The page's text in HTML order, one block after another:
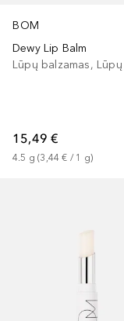
BOM
Dewy Lip Balm
15,49 €
4.5 g (3,44 € / 1 g)